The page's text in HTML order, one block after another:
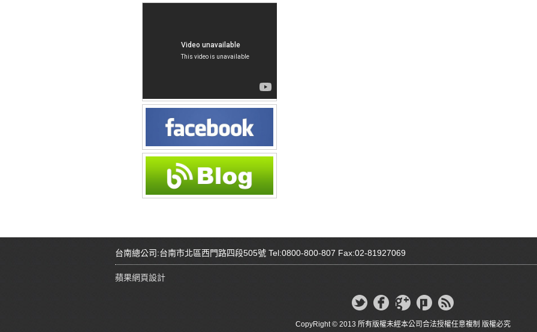
台南總公司:台南市北區西門路四段505號 Tel:0800-800-807 Fax:02-81927069
蘋果網頁設計
CopyRight © 2013 所有版權未經本公司合法授權任意複制 版權必究